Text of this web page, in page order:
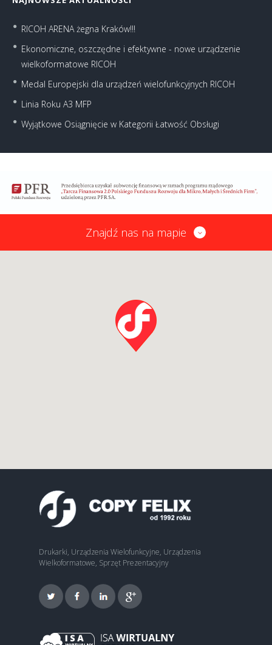
RICOH ARENA żegna Kraków!!!
Ekonomiczne, oszczędne i efektywne - nowe urządzenie
wielkoformatowe RICOH
Medal Europejski dla urządzeń wielofunkcyjnych RICOH
Linia Roku A3 MFP
Wyjątkowe Osiągnięcie w Kategorii Łatwość Obsługi
Znajdź nas na mapie
Drukarki, Urządzenia Wielofunkcyjne, Urządzenia
Wielkoformatowe, Sprzęt Prezentacyjny